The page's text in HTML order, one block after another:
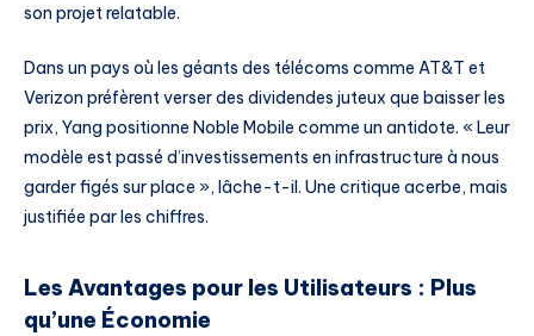
son projet relatable.
Dans un pays où les géants des télécoms comme AT&T et
Verizon préfèrent verser des dividendes juteux que baisser les
prix, Yang positionne Noble Mobile comme un antidote. « Leur
modèle est passé d’investissements en infrastructure à nous
garder figés sur place », lâche-t-il. Une critique acerbe, mais
justifiée par les chiffres.
Les Avantages pour les Utilisateurs : Plus
qu’une Économie